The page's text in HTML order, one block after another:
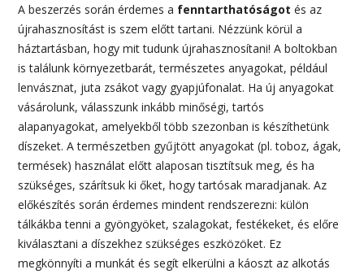
A beszerzés során érdemes a fenntarthatóságot és az
újrahasznosítást is szem előtt tartani. Nézzünk körül a
háztartásban, hogy mit tudunk újrahasznosítani! A boltokban
is találunk környezetbarát, természetes anyagokat, például
lenvásznat, juta zsákot vagy gyapjúfonalat. Ha új anyagokat
vásárolunk, válasszunk inkább minőségi, tartós
alapanyagokat, amelyekből több szezonban is készíthetünk
díszeket. A természetben gyűjtött anyagokat (pl. toboz, ágak,
termések) használat előtt alaposan tisztítsuk meg, és ha
szükséges, szárítsuk ki őket, hogy tartósak maradjanak. Az
előkészítés során érdemes mindent rendszerezni: külön
tálkákba tenni a gyöngyöket, szalagokat, festékeket, és előre
kiválasztani a díszekhez szükséges eszközöket. Ez
megkönnyíti a munkát és segít elkerülni a káoszt az alkotás